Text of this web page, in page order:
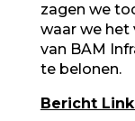
zagen we
waar we het
van BAM
te belonen.
Bericht